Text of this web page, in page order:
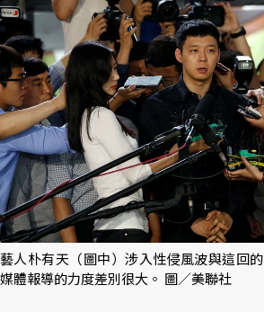
藝人朴有天（圖中）涉入性侵風波與這回
媒體報導的力度差別很大。 圖／美聯社